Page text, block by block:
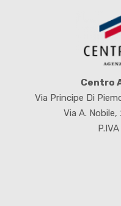
Centro
Via Principe Di
Via A.